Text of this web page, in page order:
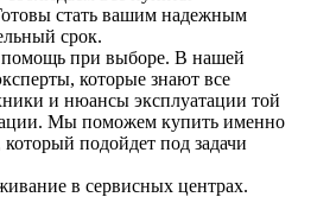
стать вашим надежным
срок.
помощь при выборе. В нашей
которые знают все
и нюансы эксплуатации той
Мы поможем купить именно
подойдет под задачи
в сервисных центрах.